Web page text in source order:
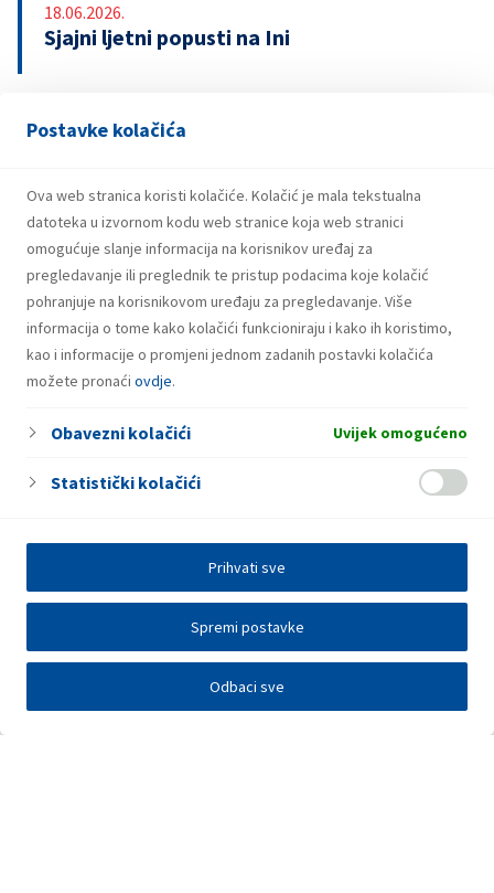
Postavke kolačića
Ova web stranica koristi kolačiće. Kolačić je mala tekstualna
datoteka u izvornom kodu web stranice koja web stranici
omogućuje slanje informacija na korisnikov uređaj za
pregledavanje ili preglednik te pristup podacima koje kolačić
pohranjuje na korisnikovom uređaju za pregledavanje. Više
informacija o tome kako kolačići funkcioniraju i kako ih koristimo,
kao i informacije o promjeni jednom zadanih postavki kolačića
možete pronaći ovdje.
Obavezni kolačići Uvijek omogućeno
Statistički kolačići
Odbaci sve
Spremi postavke
Prihvati sve
18.06.2026.
Sjajni ljetni popusti na Ini
13.04.2026.
bonovima za gorivo